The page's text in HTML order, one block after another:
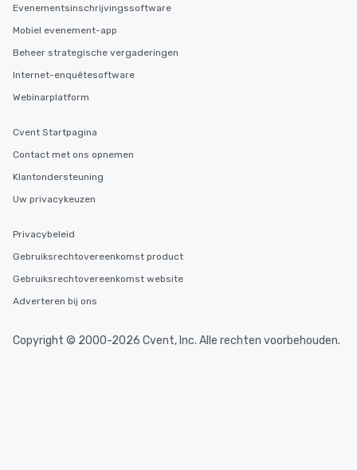
Evenementsinschrijvingssoftware
Mobiel evenement-app
Beheer strategische vergaderingen
Internet-enquêtesoftware
Webinarplatform
Cvent Startpagina
Contact met ons opnemen
Klantondersteuning
Uw privacykeuzen
Privacybeleid
Gebruiksrechtovereenkomst product
Gebruiksrechtovereenkomst website
Adverteren bij ons
Copyright © 2000-2026 Cvent, Inc. Alle rechten voorbehouden.